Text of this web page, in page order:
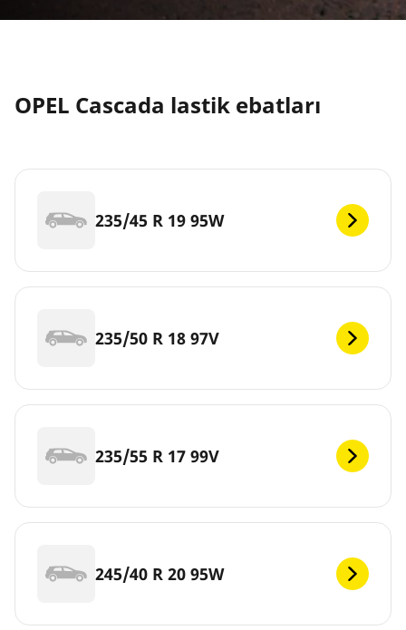
OPEL Cascada lastik ebatları
235/45 R 19 95W
235/50 R 18 97V
235/55 R 17 99V
245/40 R 20 95W